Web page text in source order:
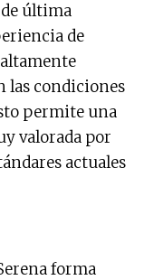
última
de
las condiciones
permite una
valorada por
actuales
forma